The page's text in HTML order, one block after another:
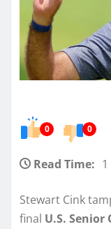
0 0
Read Time:
Stewart Cink
final U.S. Senior